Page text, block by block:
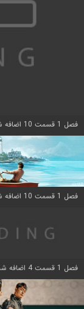
فصل 1 قسمت 10 اضافه شد
فصل 1 قسمت 10 اضافه شد
فصل 1 قسمت 4 اضافه شد